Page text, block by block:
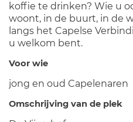
koffie te drinken? Wie u
woont, in de buurt, in de
langs het Capelse
u welkom bent.
Voor wie
jong en oud Capelenaren
Omschrijving van de plek